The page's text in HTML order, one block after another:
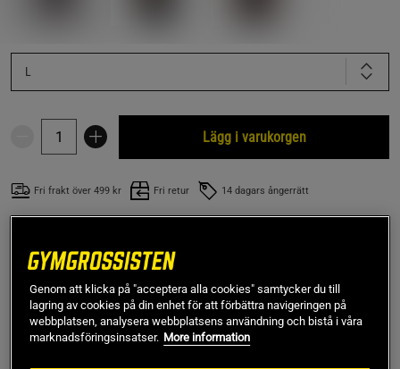
L
Lägg i varukorgen
Fri frakt över 499 kr Fri retur 14 dagars ångerrätt
Venum x TEKKEN 8 Dry-Tech T-Shirt Kazuya är en
snabbtorkande tränings‑t‑shirt inspirerad av Kazuyas
ikoniska läderrock, utvecklad för att hålla kroppen sval och
bekväm under intensiva pass.
Genom att klicka på "acceptera alla cookies" samtycker du till
lagring av cookies på din enhet för att förbättra navigeringen på
webbplatsen, analysera webbplatsens användning och bistå i våra
marknadsföringsinsatser. More information